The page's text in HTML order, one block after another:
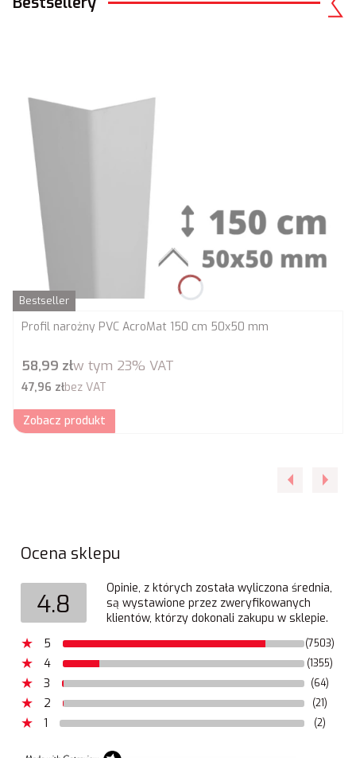
Bestseller
Profil narożny PVC AcroMat 150 cm 50x50 mm
Cena brutto
58,99 złw tym 23% VAT
Cena netto
47,96 złbez VAT
Zobacz produkt
Ocena sklepu
4.8
Opinie, z których została wyliczona średnia,
są wystawione przez zweryfikowanych
klientów, którzy dokonali zakupu w sklepie.
5
(7503)
4 (1355)
3 (64)
2 (21)
1 (2)